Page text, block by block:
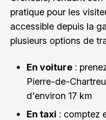
pratique pour les
accessible depuis la
plusieurs options de
En voiture :
Pierre-de-
d'environ 17 km
En taxi : comptez